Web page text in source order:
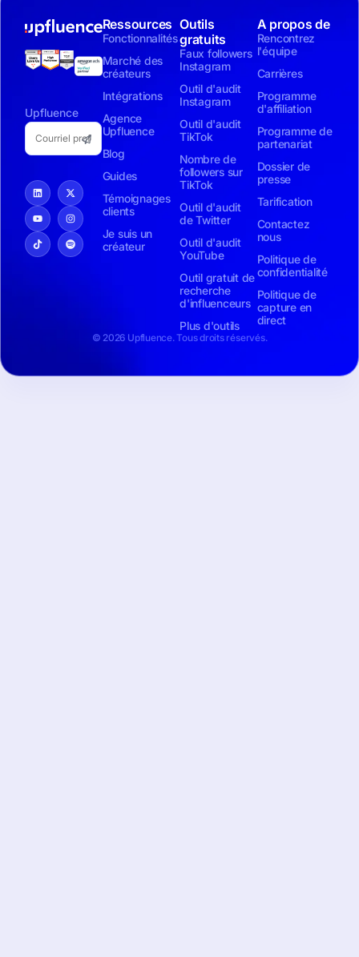
Upfluence
Ressources
Fonctionnalités
Marché des
créateurs
Intégrations
Agence
Upfluence
Blog
Guides
Témoignages
clients
Je suis un
créateur
Outils
gratuits
Faux followers
Instagram
Outil d'audit
Instagram
Outil d'audit
TikTok
Nombre de
followers sur
TikTok
Outil d'audit
de Twitter
Outil d'audit
YouTube
Outil gratuit de
recherche
d'influenceurs
Plus d'outils
A propos de
Rencontrez
l'équipe
Carrières
Programme
d'affiliation
Programme de
partenariat
Dossier de
presse
Tarification
Contactez
nous
Politique de
confidentialité
Politique de
capture en
direct
© 2026 Upfluence. Tous droits réservés.